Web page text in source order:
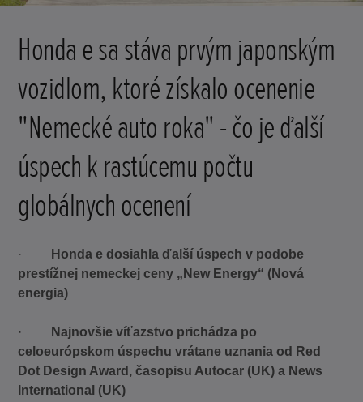
Honda e sa stáva prvým japonským
vozidlom, ktoré získalo ocenenie
"Nemecké auto roka" - čo je ďalší
úspech k rastúcemu počtu
globálnych ocenení
·
Honda e dosiahla ďalší úspech v podobe
prestížnej nemeckej ceny „New Energy“ (Nová
energia)
·
Najnovšie víťazstvo prichádza po
celoeurópskom úspechu vrátane uznania od Red
Dot Design Award, časopisu Autocar (UK) a News
International (UK)